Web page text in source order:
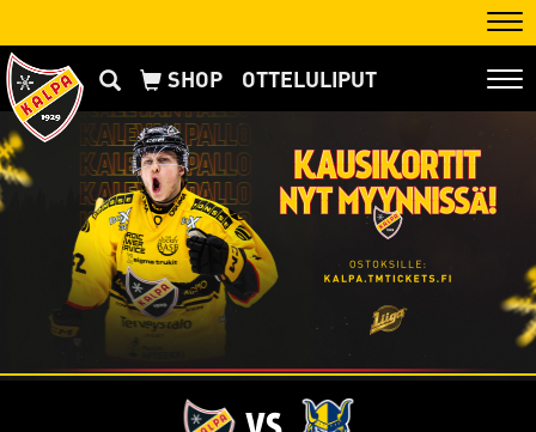
OTTELULIPUT